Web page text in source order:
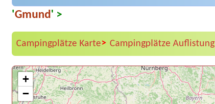
'Gmund' >
Campingplätze Karte> Campingplätze Auflistung
+
−